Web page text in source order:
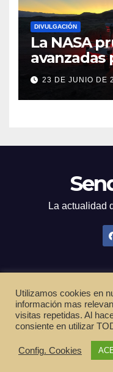
DIVULGACIÓN
La NASA
avanzadas
marcianos.
23 DE JUNIO DE
La actualidad
Funciona gracias a
Inicio Política de
Utilizamos cookies en
información mas
visitas repetidas. Al
consiente en utilizar
Config. Cookies